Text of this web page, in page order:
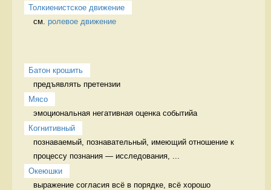
Толкиенистское движение
см. ролевое движение
Батон крошить
предъявлять претензии
Мясо
эмоциональная негативная оценка событийа
Когнитивный
познаваемый, познавательный, имеющий отношение к
процессу познания — исследования, ...
Океюшки
выражение согласия всё в порядке, всё хорошо